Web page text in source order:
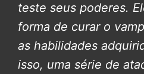
teste seus poderes.
forma de curar o
as habilidades
isso, uma série de